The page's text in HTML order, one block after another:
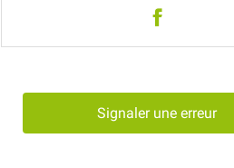
Signaler une erreur